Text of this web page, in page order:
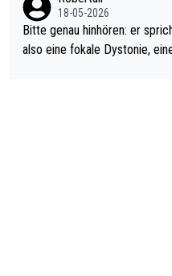
18-05-2026
Bitte genau hinhören: er
also eine fokale Dystonie,